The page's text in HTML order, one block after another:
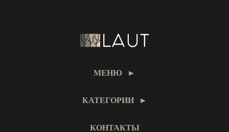
МЕНЮ ►
КАТЕГОРИИ ►
КОНТАКТЫ